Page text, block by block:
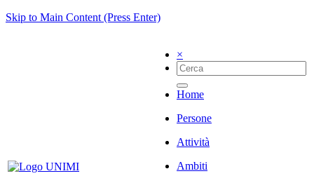
Skip to Main Content (Press Enter)
×
Home
Persone
Attività
Ambiti